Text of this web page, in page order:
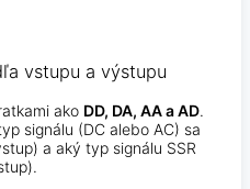
vstupu a výstupu
ako DD, DA, AA a AD.
signálu (DC alebo AC) sa
a aký typ signálu SSR